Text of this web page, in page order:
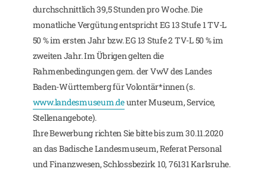
durchschnittlich 39,5 Stunden pro Woche. Die
monatliche Vergütung entspricht EG 13 Stufe 1 TV-L
50 % im ersten Jahr bzw. EG 13 Stufe 2 TV-L 50 % im
zweiten Jahr. Im Übrigen gelten die
Rahmenbedingungen gem. der VwV des Landes
Baden-Württemberg für Volontär*innen (s.
www.landesmuseum.deunter Museum, Service,
Stellenangebote).
Ihre Bewerbung richten Sie bitte bis zum 30.11.2020
an das Badische Landesmuseum, Referat Personal
und Finanzwesen, Schlossbezirk 10, 76131 Karlsruhe.